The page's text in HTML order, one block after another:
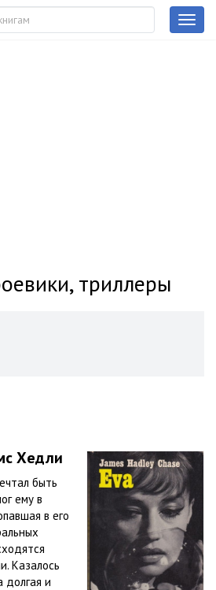
триллеры
Хедли
быть
ему в
в его
Казалось
долгая и